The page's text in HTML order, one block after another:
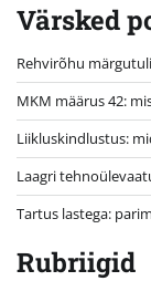
Värsked
Rehvirõhu
MKM määrus 42:
Liikluskindlustus:
Laagri
Tartus lastega:
Rubriigid